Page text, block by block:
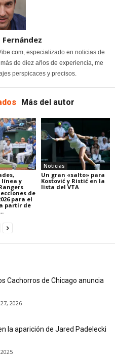
Fernández
especializado en noticias de
de diez años de experiencia, me
perspicaces y precisos.
Más del autor
línea y
de
para el
partir de
Noticias
Un gran «salto» para
Kostović y Ristić en la
lista del VTA
Cachorros de Chicago anuncia
2026
la aparición de Jared Padelecki